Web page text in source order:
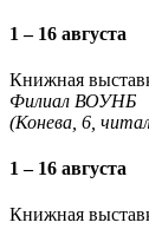
1 – 16 августа
Книжная
Филиал ВОУНБ
(Конева, 6,
1 – 16 августа
Книжная